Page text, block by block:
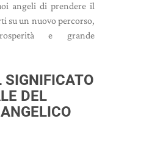
angeli di prendere il
su un nuovo percorso,
e grande
SIGNIFICATO
DEL